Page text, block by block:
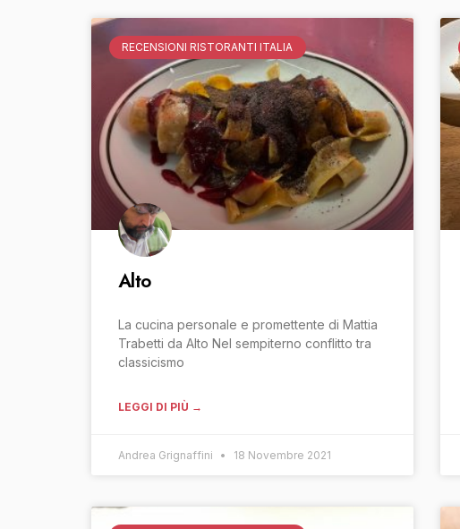
RECENSIONI RISTORANTI ITALIA
Alto
La cucina personale e promettente di Mattia
Trabetti da Alto Nel sempiterno conflitto tra
classicismo
LEGGI DI PIÙ →
Andrea Grignaffini 18 Novembre 2021